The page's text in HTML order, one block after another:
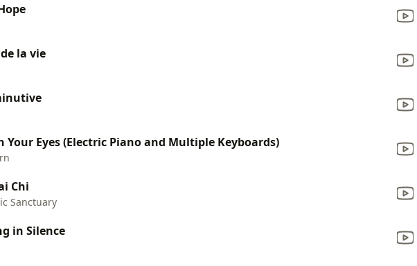
la vie
Your Eyes (Electric Piano and Multiple Keyboards)
Chi
Sanctuary
in Silence